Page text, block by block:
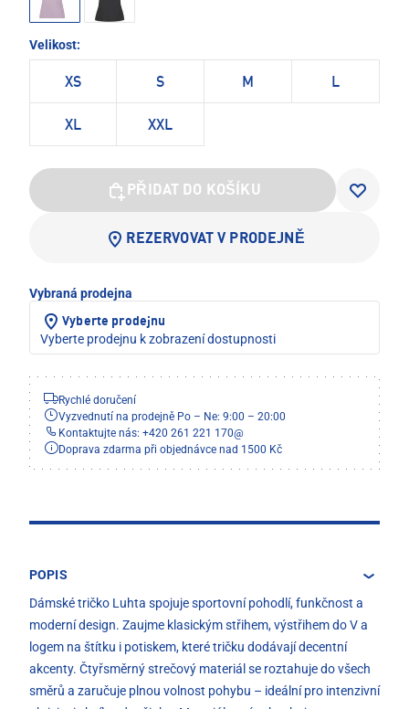
Velikost:
XS S M L
XL XXL
PŘIDAT DO KOŠÍKU
REZERVOVAT V PRODEJNĚ
Vybraná prodejna
Vyberte prodejnu
Vyberte prodejnu k zobrazení dostupnosti
Rychlé doručení
Vyzvednutí na prodejně Po – Ne: 9:00 – 20:00
Kontaktujte nás: +420 261 221 170@
Doprava zdarma při objednávce nad 1500 Kč
POPIS
Dámské tričko Luhta spojuje sportovní pohodlí, funkčnost a
moderní design. Zaujme klasickým střihem, výstřihem do V a
logem na štítku i potiskem, které tričku dodávají decentní
akcenty. Čtyřsměrný strečový materiál se roztahuje do všech
směrů a zaručuje plnou volnost pohybu – ideální pro intenzivní